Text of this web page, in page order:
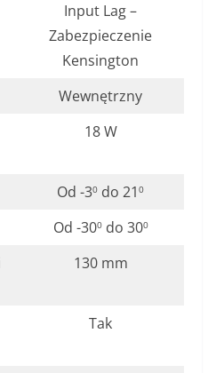
Input Lag –
Zabezpieczenie
Kensington
Wewnętrzny
18 W
Od -30 do 21 0
Od -300do 300
130 mm
Tak